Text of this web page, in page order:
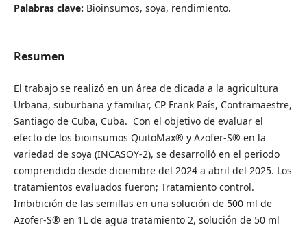
Palabras clave: Bioinsumos, soya, rendimiento.
Resumen
El trabajo se realizó en un área de dicada a la agricultura
Urbana, suburbana y familiar, CP Frank País, Contramaestre,
Santiago de Cuba, Cuba. Con el objetivo de evaluar el
efecto de los bioinsumos QuitoMax® y Azofer-S® en la
variedad de soya (INCASOY-2), se desarrolló en el periodo
comprendido desde diciembre del 2024 a abril del 2025. Los
tratamientos evaluados fueron; Tratamiento control.
Imbibición de las semillas en una solución de 500 ml de
Azofer-S® en 1L de agua tratamiento 2, solución de 50 ml